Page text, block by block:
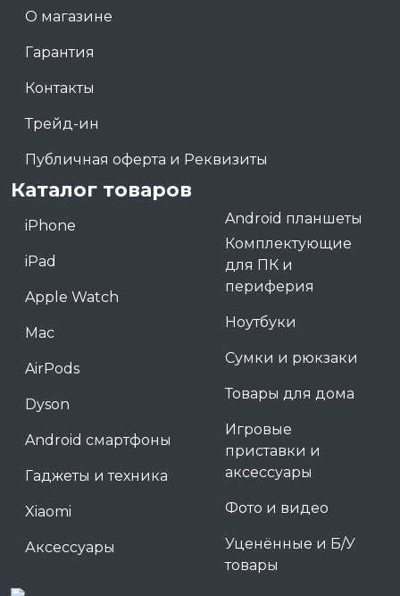
О магазине
Гарантия
Контакты
Трейд-ин
Публичная оферта и Реквизиты
Каталог товаров
iPhone
iPad
Apple Watch
Mac
AirPods
Dyson
Android смартфоны
Гаджеты и техника
Xiaomi
Аксессуары
Android планшеты
Комплектующие
для ПК и
периферия
Ноутбуки
Сумки и рюкзаки
Товары для дома
Игровые
приставки и
аксессуары
Фото и видео
Уценённые и Б/У
товары